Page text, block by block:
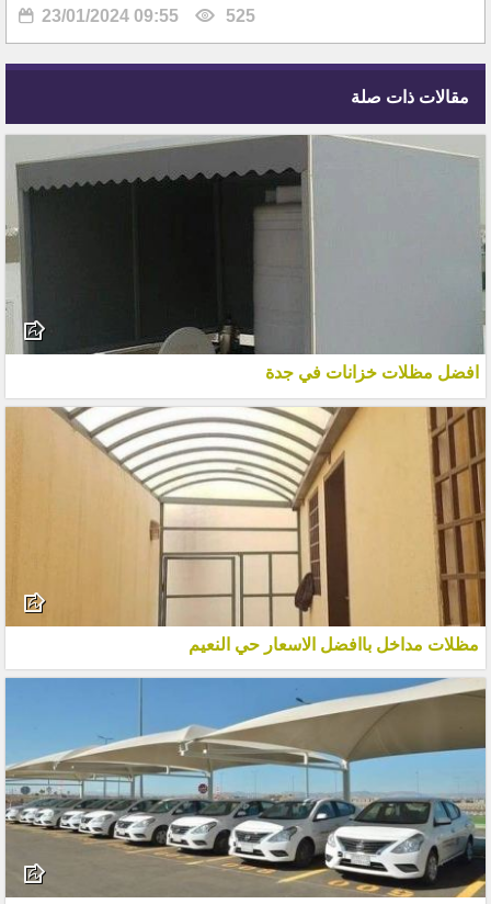
23/01/2024 09:55 525
مقالات ذات صلة
افضل مظلات خزانات في جدة
مظلات مداخل باافضل الاسعار حي النعيم